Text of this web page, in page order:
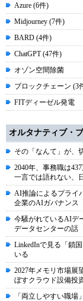
Azure (6件)
Midjourney (7件)
BARD (4件)
ChatGPT (47件)
オゾン空間除菌
ブロックチェーン (3
FITディーゼル発電
オルタナティブ・
その「なんて」が、
2040年、事務職は
一言では語れない、
AI推論によるプライ
企業のAIガバナンス
今騒がれているAIデ
データセンターの話
LinkedInで見る「鎖
いる
2027年メモリ市場展
ぼすクラウド設備投
「両立しやすい職